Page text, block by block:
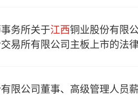
务所关于江西铜业股份有限
易所有限公司主板上市的法
限公司董事、高级管理人员